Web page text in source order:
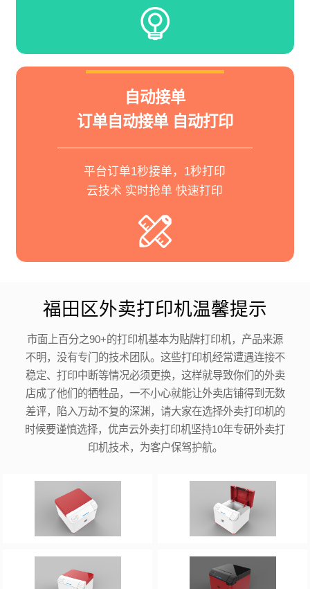
自动接单
订单自动接单 自动打印
平台订单1秒接单，1秒打印
云技术 实时抢单 快速打印
福田区外卖打印机温馨提示
市面上百分之90+的打印机基本为贴牌打印机，产品来源
不明，没有专门的技术团队。这些打印机经常遭遇连接不
稳定、打印中断等情况必须更换，这样就导致你们的外卖
店成了他们的牺牲品，一不小心就能让外卖店铺得到无数
差评，陷入万劫不复的深渊，请大家在选择外卖打印机的
时候要谨慎选择，优声云外卖打印机坚持10年专研外卖打
印机技术，为客户保驾护航。